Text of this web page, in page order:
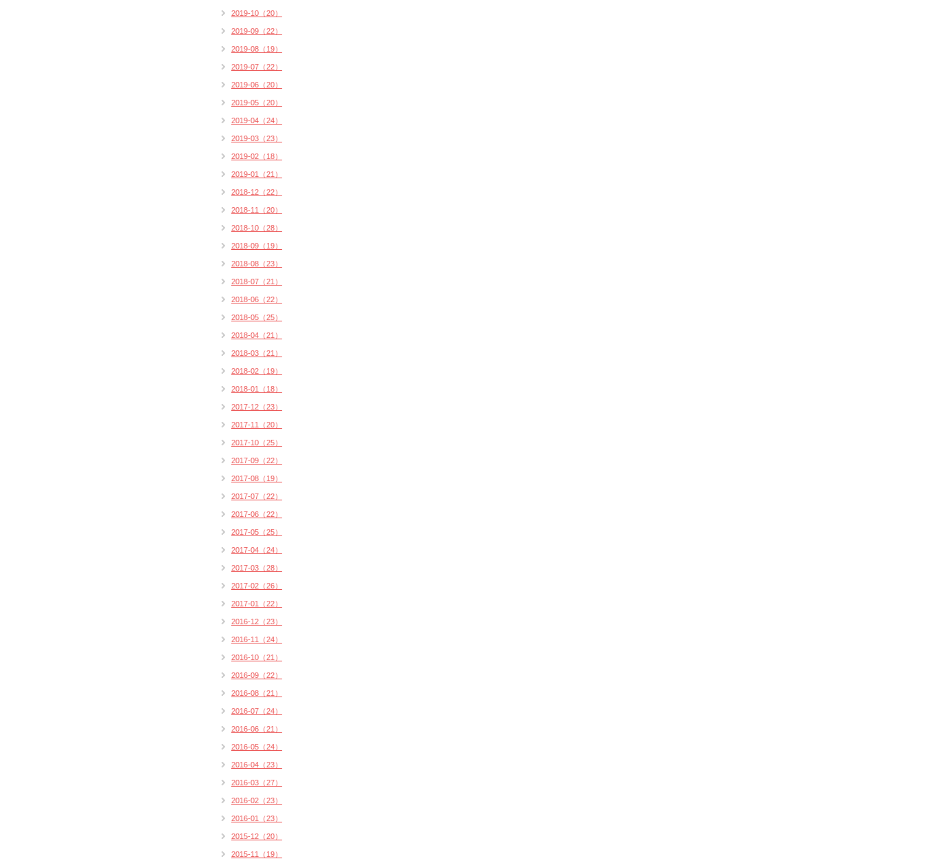
2019-10（20）
2019-09（22）
2019-08（19）
2019-07（22）
2019-06（20）
2019-05（20）
2019-04（24）
2019-03（23）
2019-02（18）
2019-01（21）
2018-12（22）
2018-11（20）
2018-10（28）
2018-09（19）
2018-08（23）
2018-07（21）
2018-06（22）
2018-05（25）
2018-04（21）
2018-03（21）
2018-02（19）
2018-01（18）
2017-12（23）
2017-11（20）
2017-10（25）
2017-09（22）
2017-08（19）
2017-07（22）
2017-06（22）
2017-05（25）
2017-04（24）
2017-03（28）
2017-02（26）
2017-01（22）
2016-12（23）
2016-11（24）
2016-10（21）
2016-09（22）
2016-08（21）
2016-07（24）
2016-06（21）
2016-05（24）
2016-04（23）
2016-03（27）
2016-02（23）
2016-01（23）
2015-12（20）
2015-11（19）